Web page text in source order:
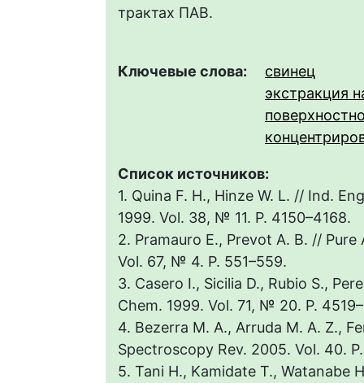
трактах ПАВ.
Ключевые слова:
свинец
экстракция
Список источников:
1. Quina F. H., Hinze W. L. // Ind.
1999. Vol. 38, № 11. Р. 4150–4168.
2. Pramauro E., Prevot A. B. // Pure
Vol. 67, № 4. P. 551–559.
3. Casero I., Sicilia D., Rubio S.,
Chem. 1999. Vol. 71, № 20. P.
4. Bezerra M. А., Arruda M. A. Z.,
Spectroscopy Rev. 2005. Vol. 40.
5. Tani H., Kamidate T., Watanabe